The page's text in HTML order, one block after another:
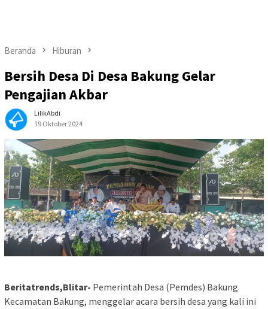
Beranda Hiburan
Bersih Desa Di Desa Bakung Gelar
Pengajian Akbar
LilikAbdi
19 Oktober 2024
Beritatrends,Blitar- Pemerintah Desa (Pemdes) Bakung
Kecamatan Bakung, menggelar acara bersih desa yang kali ini